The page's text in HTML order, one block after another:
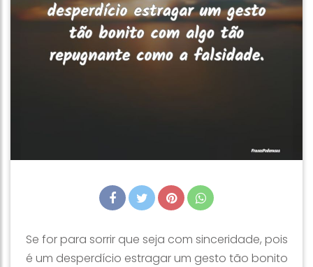
Se for para sorrir que seja com sinceridade, pois
é um desperdício estragar um gesto tão bonito